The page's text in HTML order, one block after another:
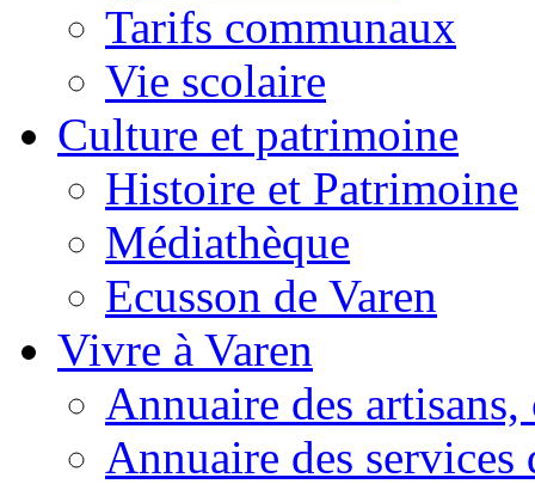
Tarifs communaux
Vie scolaire
Culture et patrimoine
Histoire et Patrimoine
Médiathèque
Ecusson de Varen
Vivre à Varen
Annuaire des
Annuaire des services